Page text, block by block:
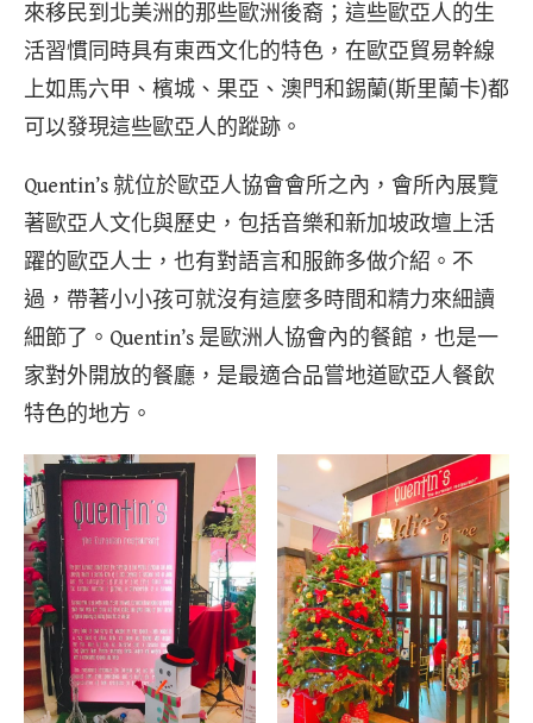
來移民到北美洲的那些歐洲後裔；這些歐亞人的生
活習慣同時具有東西文化的特色，在歐亞貿易幹線
上如馬六甲、檳城、果亞、澳門和錫蘭(斯里蘭卡)都
可以發現這些歐亞人的蹤跡。
Quentin’s 就位於歐亞人協會會所之內，會所內展覽
著歐亞人文化與歷史，包括音樂和新加坡政壇上活
躍的歐亞人士，也有對語言和服飾多做介紹。不
過，帶著小小孩可就沒有這麼多時間和精力來細讀
細節了。Quentin’s 是歐洲人協會內的餐館，也是一
家對外開放的餐廳，是最適合品嘗地道歐亞人餐飲
特色的地方。